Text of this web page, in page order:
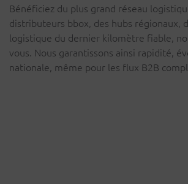
Bénéficiez du plus grand réseau
distributeurs bbox, des hubs régionaux,
logistique du dernier kilomètre fiable,
vous. Nous garantissons ainsi rapidité,
nationale, même pour les flux B2B